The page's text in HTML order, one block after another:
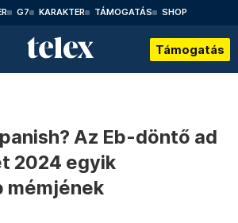
G7 KARAKTER TÁMOGATÁS SHOP
Támogatás
Az Eb-döntő ad
2024 egyik
mémjének